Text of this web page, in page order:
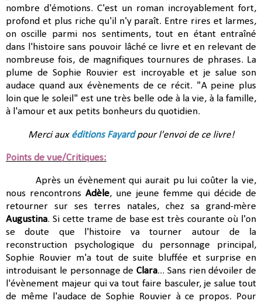
nombre d'émotions. C'est un roman incroyablement fort,
profond et plus riche qu'il n'y paraît. Entre rires et larmes,
on oscille parmi nos sentiments, tout en étant entraîné
dans l'histoire sans pouvoir lâché ce livre et en relevant de
nombreuse fois, de magnifiques tournures de phrases. La
plume de Sophie Rouvier est incroyable et je salue son
audace quand aux évènements de ce récit. "A peine plus
loin que le soleil" est une très belle ode à la vie, à la famille,
à l'amour et aux petits bonheurs du quotidien.
Merci aux éditions Fayardpour l'envoi de ce livre!
Points de vue/Critiques:
Après un évènement qui aurait pu lui coûter la vie,
nous rencontrons Adèle, une jeune femme qui décide de
retourner sur ses terres natales, chez sa grand-mère
Augustina. Si cette trame de base est très courante où l'on
se doute que l'histoire va tourner autour de la
reconstruction psychologique du personnage principal,
Sophie Rouvier m'a tout de suite bluffée et surprise en
introduisant le personnage de Clara... Sans rien dévoiler de
l'évènement majeur qui va tout faire basculer, je salue tout
de même l'audace de Sophie Rouvier à ce propos. Pour